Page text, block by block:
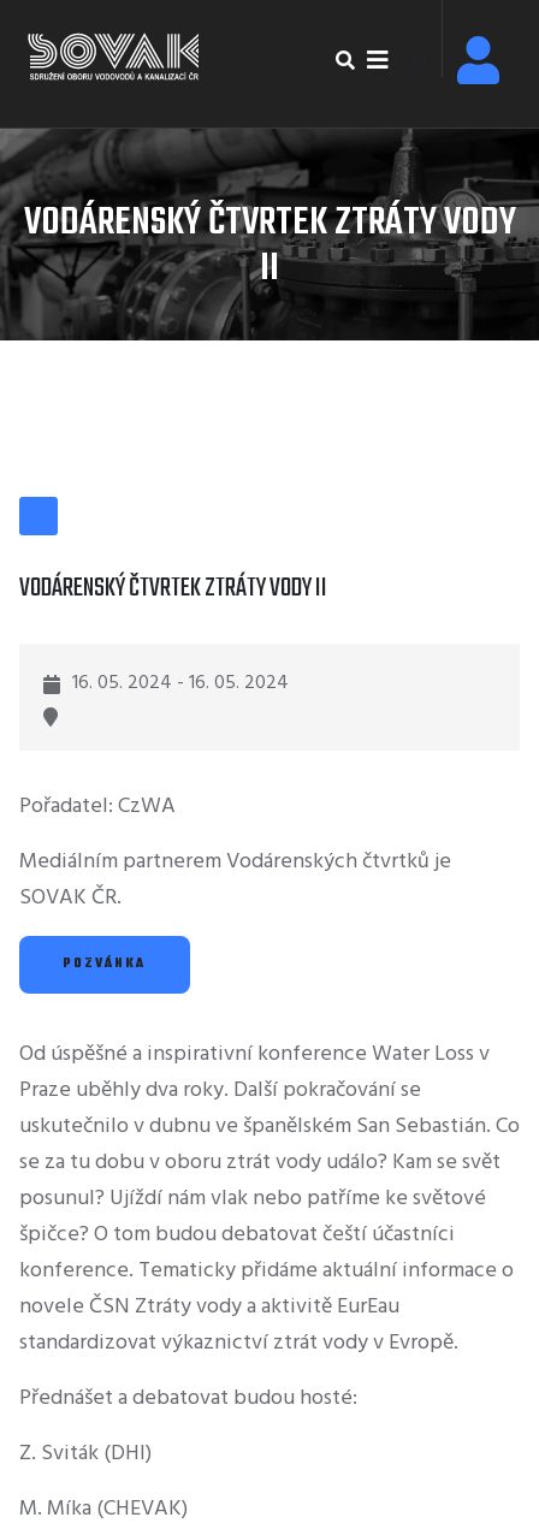
hlavnímu
obsahu
VODÁRENSKÝ ČTVRTEK ZTRÁTY VODY
II
VODÁRENSKÝ ČTVRTEK ZTRÁTY VODY II
16. 05. 2024 - 16. 05. 2024
Pořadatel: CzWA
Mediálním partnerem Vodárenských čtvrtků je
SOVAK ČR.
POZVÁNKA
Od úspěšné a inspirativní konference Water Loss v
Praze uběhly dva roky. Další pokračování se
uskutečnilo v dubnu ve španělském San Sebastián. Co
se za tu dobu v oboru ztrát vody událo? Kam se svět
posunul? Ujíždí nám vlak nebo patříme ke světové
špičce? O tom budou debatovat čeští účastníci
konference. Tematicky přidáme aktuální informace o
novele ČSN Ztráty vody a aktivitě EurEau
standardizovat výkaznictví ztrát vody v Evropě.
Přednášet a debatovat budou hosté:
Z. Sviták (DHI)
M. Míka (CHEVAK)